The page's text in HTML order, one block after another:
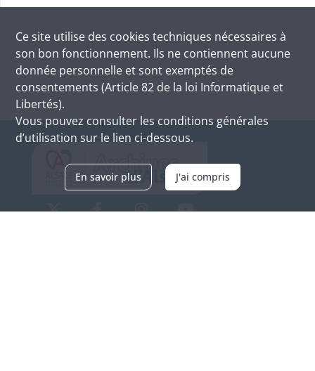
Ce site utilise des cookies techniques nécessaires à
son bon fonctionnement. Ils ne contiennent aucune
donnée personnelle et sont exemptés de
consentements (Article 82 de la loi Informatique et
Libertés).
Vous pouvez consulter les conditions générales
d’utilisation sur le lien ci-dessous.
En savoir plus J'ai compris